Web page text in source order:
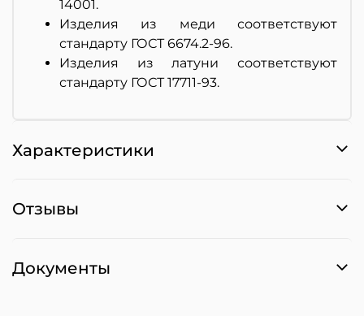
14001.
Изделия из меди соответствуют
стандарту ГОСТ 6674.2-96.
Изделия из латуни соответствуют
стандарту ГОСТ 17711-93.
Характеристики
Отзывы
Документы